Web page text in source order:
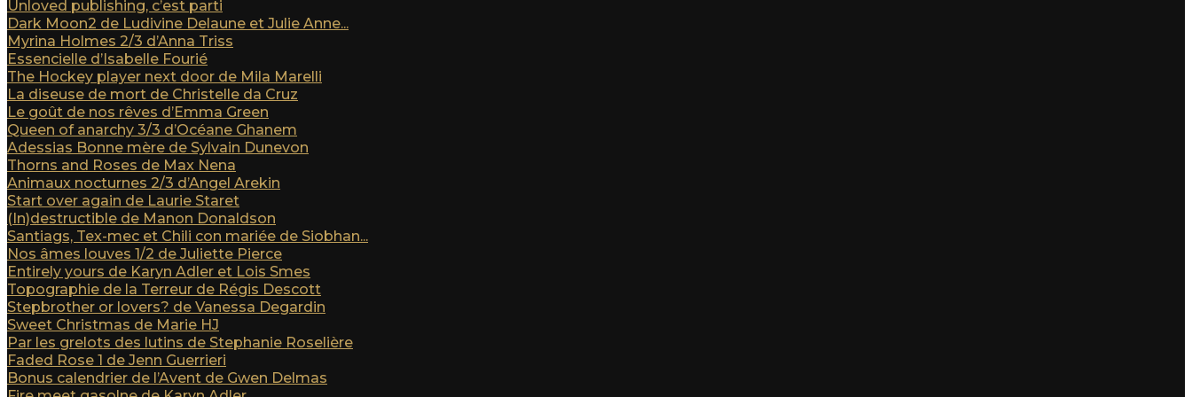
Unloved publishing, c’est parti
Dark Moon2 de Ludivine Delaune et Julie Anne...
Myrina Holmes 2/3 d’Anna Triss
Essencielle d’Isabelle Fourié
The Hockey player next door de Mila Marelli
La diseuse de mort de Christelle da Cruz
Le goût de nos rêves d’Emma Green
Queen of anarchy 3/3 d’Océane Ghanem
Adessias Bonne mère de Sylvain Dunevon
Thorns and Roses de Max Nena
Animaux nocturnes 2/3 d’Angel Arekin
Start over again de Laurie Staret
(In)destructible de Manon Donaldson
Santiags, Tex-mec et Chili con mariée de Siobhan...
Nos âmes louves 1/2 de Juliette Pierce
Entirely yours de Karyn Adler et Lois Smes
Topographie de la Terreur de Régis Descott
Stepbrother or lovers? de Vanessa Degardin
Sweet Christmas de Marie HJ
Par les grelots des lutins de Stephanie Roselière
Faded Rose 1 de Jenn Guerrieri
Bonus calendrier de l’Avent de Gwen Delmas